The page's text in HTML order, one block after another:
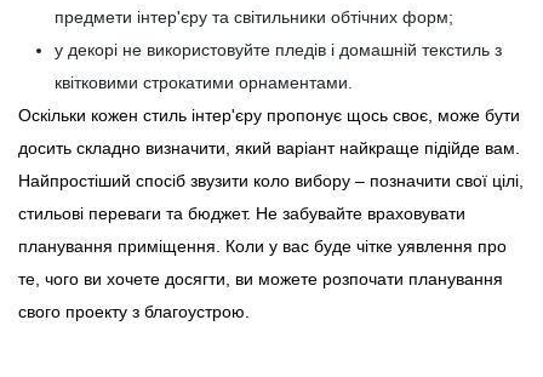
предмети інтер'єру та світильники обтічних форм;
у декорі не використовуйте пледів і домашній текстиль з
квітковими строкатими орнаментами.
Оскільки кожен стиль інтер'єру пропонує щось своє, може бути
досить складно визначити, який варіант найкраще підійде вам.
Найпростіший спосіб звузити коло вибору – позначити свої цілі,
стильові переваги та бюджет. Не забувайте враховувати
планування приміщення. Коли у вас буде чітке уявлення про
те, чого ви хочете досягти, ви можете розпочати планування
свого проекту з благоустрою.